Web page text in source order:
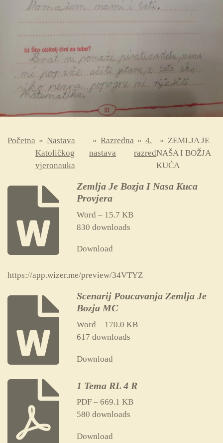
Početna » Nastava
Katoličkog
vjeronauka
» Razredna
nastava
» 4.
razred
» ZEMLJA JE
NAŠA I BOŽJA
KUĆA
Zemlja Je Bozja I Nasa Kuca
Provjera
Word – 15.7 KB
830 downloads
Download
https://app.wizer.me/preview/34VTYZ
Scenarij Poucavanja Zemlja Je
Bozja MC
Word – 170.0 KB
617 downloads
Download
1 Tema RL 4 R
PDF – 669.1 KB
580 downloads
Download